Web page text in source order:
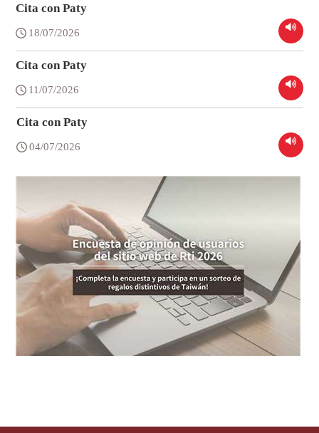
Cita con Paty
18/07/2026
Cita con Paty
11/07/2026
Cita con Paty
04/07/2026